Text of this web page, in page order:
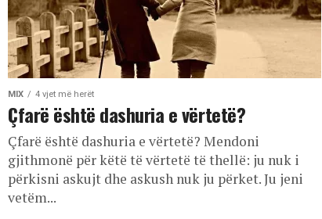
MIX 4 vjet më herët
Çfarë është dashuria e vërtetë?
Çfarë është dashuria e vërtetë? Mendoni
gjithmonë për këtë të vërtetë të thellë: ju nuk i
përkisni askujt dhe askush nuk ju përket. Ju jeni
vetëm...